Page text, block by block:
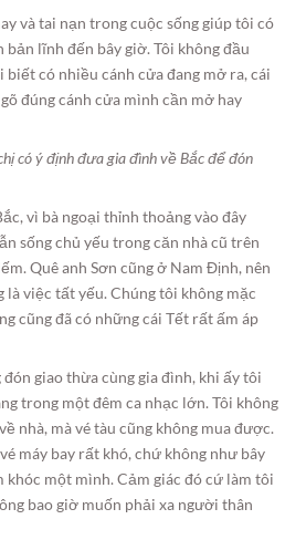
và tai nạn trong cuộc sống giúp tôi có
lĩnh đến bây giờ. Tôi không đầu
có nhiều cánh cửa đang mở ra, cái
đúng cánh cửa mình cần mở hay
có ý định đưa gia đình về Bắc để đón
vì bà ngoại thỉnh thoảng vào đây
sống chủ yếu trong căn nhà cũ trên
Quê anh Sơn cũng ở Nam Định, nên
là việc tất yếu. Chúng tôi không mặc
cũng đã có những cái Tết rất ấm áp
giao thừa cùng gia đình, khi ấy tôi
trong một đêm ca nhạc lớn. Tôi không
nhà, mà vé tàu cũng không mua được.
máy bay rất khó, chứ không như bây
khóc một mình. Cảm giác đó cứ làm tôi
bao giờ muốn phải xa người thân